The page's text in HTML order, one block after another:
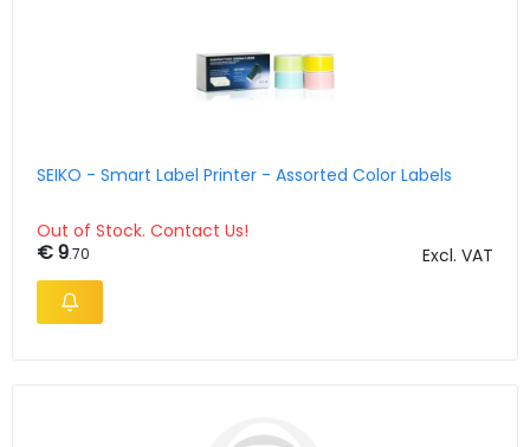
SEIKO - Smart Label Printer - Assorted Color Labels
Out of Stock. Contact Us!
€ 9.70 Excl. VAT